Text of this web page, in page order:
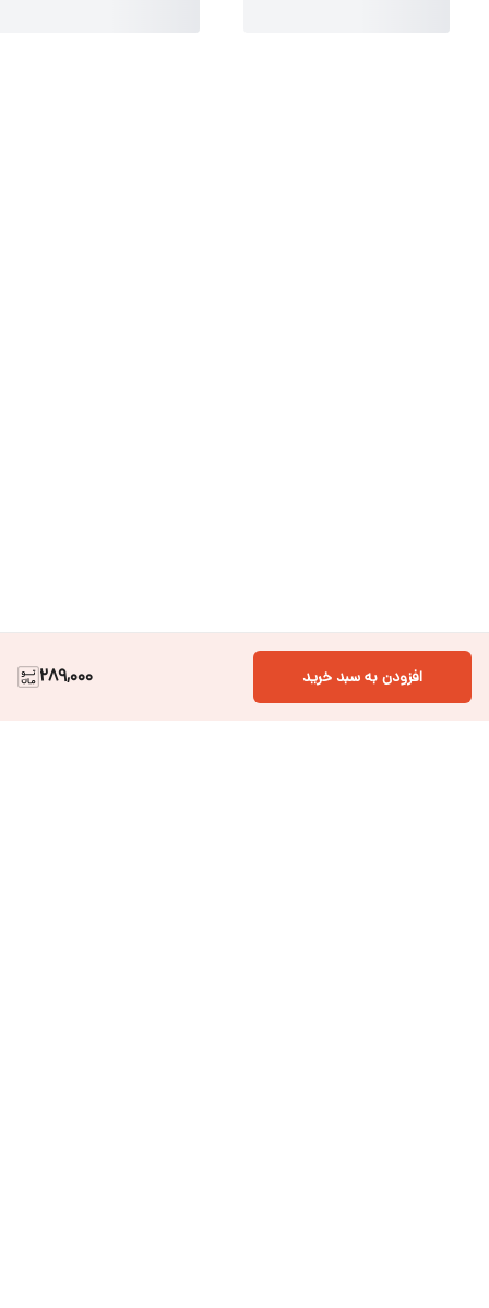
289,000 افزودن به سبد خرید